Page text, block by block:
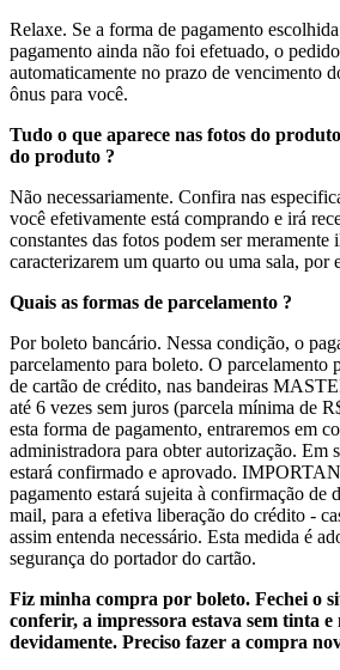
Relaxe. Se a forma de pagamento
pagamento ainda não foi efetuado, o
automaticamente no prazo de vencimento
ônus para você.
Tudo o que aparece nas fotos do
do produto ?
Não necessariamente. Confira nas
você efetivamente está comprando e irá
constantes das fotos podem ser meramente
caracterizarem um quarto ou uma sala, por
Quais as formas de parcelamento ?
Por boleto bancário. Nessa condição, o
parcelamento para boleto. O parcelamento
de cartão de crédito, nas bandeiras
até 6 vezes sem juros (parcela mínima de
esta forma de pagamento, entraremos em
administradora para obter autorização. Em
estará confirmado e aprovado.
pagamento estará sujeita à confirmação de
mail, para a efetiva liberação do crédito -
assim entenda necessário. Esta medida é
segurança do portador do cartão.
Fiz minha compra por boleto. Fechei o
conferir, a impressora estava sem tinta
devidamente. Preciso fazer a compra